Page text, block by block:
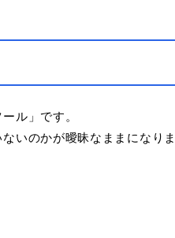
ル」です。
いのかが曖昧なままになりま